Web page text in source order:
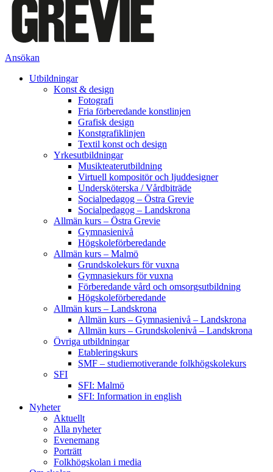
Ansökan
Utbildningar
Konst & design
Fotografi
Fria förberedande konstlinjen
Grafisk design
Konstgrafiklinjen
Textil konst och design
Yrkesutbildningar
Musikteaterutbildning
Virtuell kompositör och ljuddesigner
Undersköterska / Vårdbiträde
Socialpedagog – Östra Grevie
Socialpedagog – Landskrona
Allmän kurs – Östra Grevie
Gymnasienivå
Högskoleförberedande
Allmän kurs – Malmö
Grundskolekurs för vuxna
Gymnasiekurs för vuxna
Förberedande vård och omsorgsutbildning
Högskoleförberedande
Allmän kurs – Landskrona
Allmän kurs – Gymnasienivå – Landskrona
Allmän kurs – Grundskolenivå – Landskrona
Övriga utbildningar
Etableringskurs
SMF – studiemotiverande folkhögskolekurs
SFI
SFI: Malmö
SFI: Information in english
Nyheter
Aktuellt
Alla nyheter
Evenemang
Porträtt
Folkhögskolan i media